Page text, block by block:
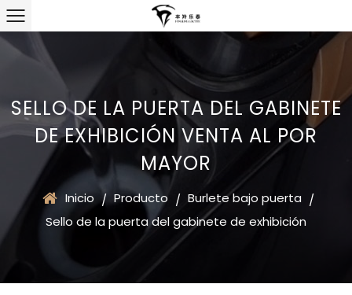
SELLO DE LA PUERTA DEL GABINETE
DE EXHIBICIÓN VENTA AL POR
MAYOR
Inicio / Producto / Burlete bajo puerta /
Sello de la puerta del gabinete de exhibición